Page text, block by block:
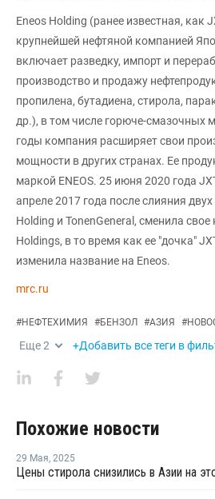
Eneos Holding (ранее известная, как
крупнейшей нефтяной компанией
включает разведку, импорт и
производство и продажу
пропилена, бутадиена, стирола,
др.), в том числе горюче-смазочных
годы компания расширяет свои
мощности в других странах. Ее
маркой ENEOS. 25 июня 2020 года
апреле 2017 года после слияния
Holding и TonenGeneral, сменила свое
Holdings, в то время как ее "дочка"
изменила название на Eneos.
mrc.ru
#НЕФТЕХИМИЯ #БЕНЗОЛ #АЗИЯ #
Еще2 +Добавить все теги в
Похожие новости
29 Мая, 2025
Цены стирола снизились в Азии на